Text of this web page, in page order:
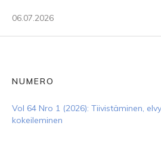
06.07.2026
NUMERO
Vol 64 Nro 1 (2026): Tiivistäminen,
kokeileminen